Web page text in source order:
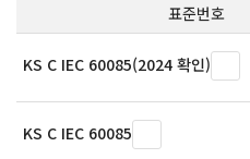
표준번호
KS C IEC 60085(2024 확인)
KS C IEC 60085